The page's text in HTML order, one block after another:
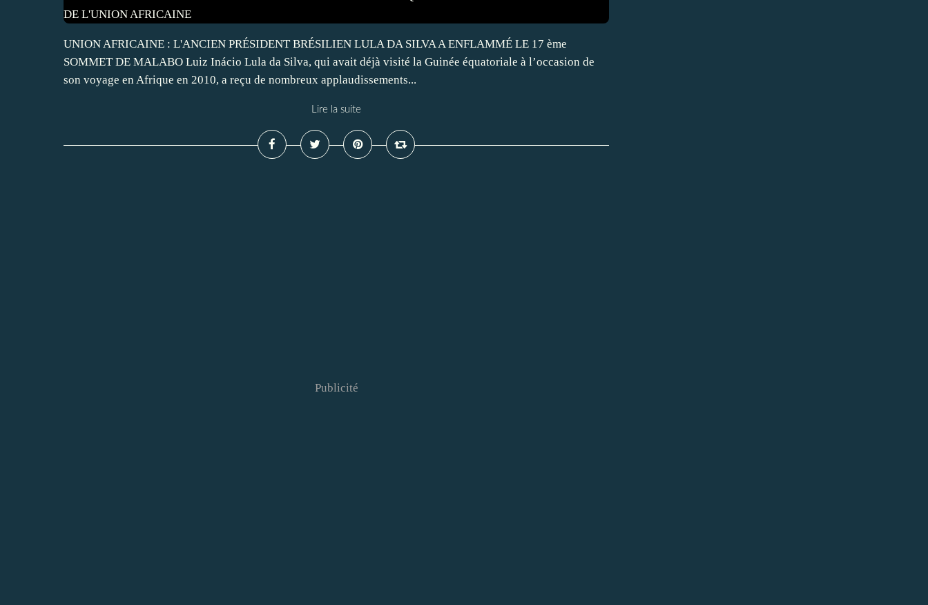
UNION AFRICAINE : L'ANCIEN PRÉSIDENT BRÉSILIEN LULA DA SILVA A ENFLAMMÉ LE 17 ème
SOMMET DE MALABO Luiz Inácio Lula da Silva, qui avait déjà visité la Guinée équatoriale à l’occasion de
son voyage en Afrique en 2010, a reçu de nombreux applaudissements...
Lire la suite
Publicité